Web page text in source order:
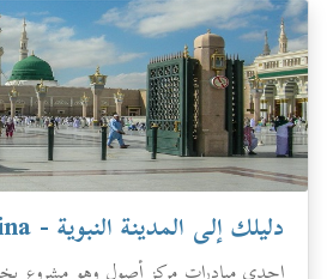
دليلك إلى المدينة النبوية - Guidetomedina